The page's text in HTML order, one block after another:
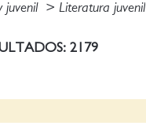
juvenil
Literatura juvenil
2179